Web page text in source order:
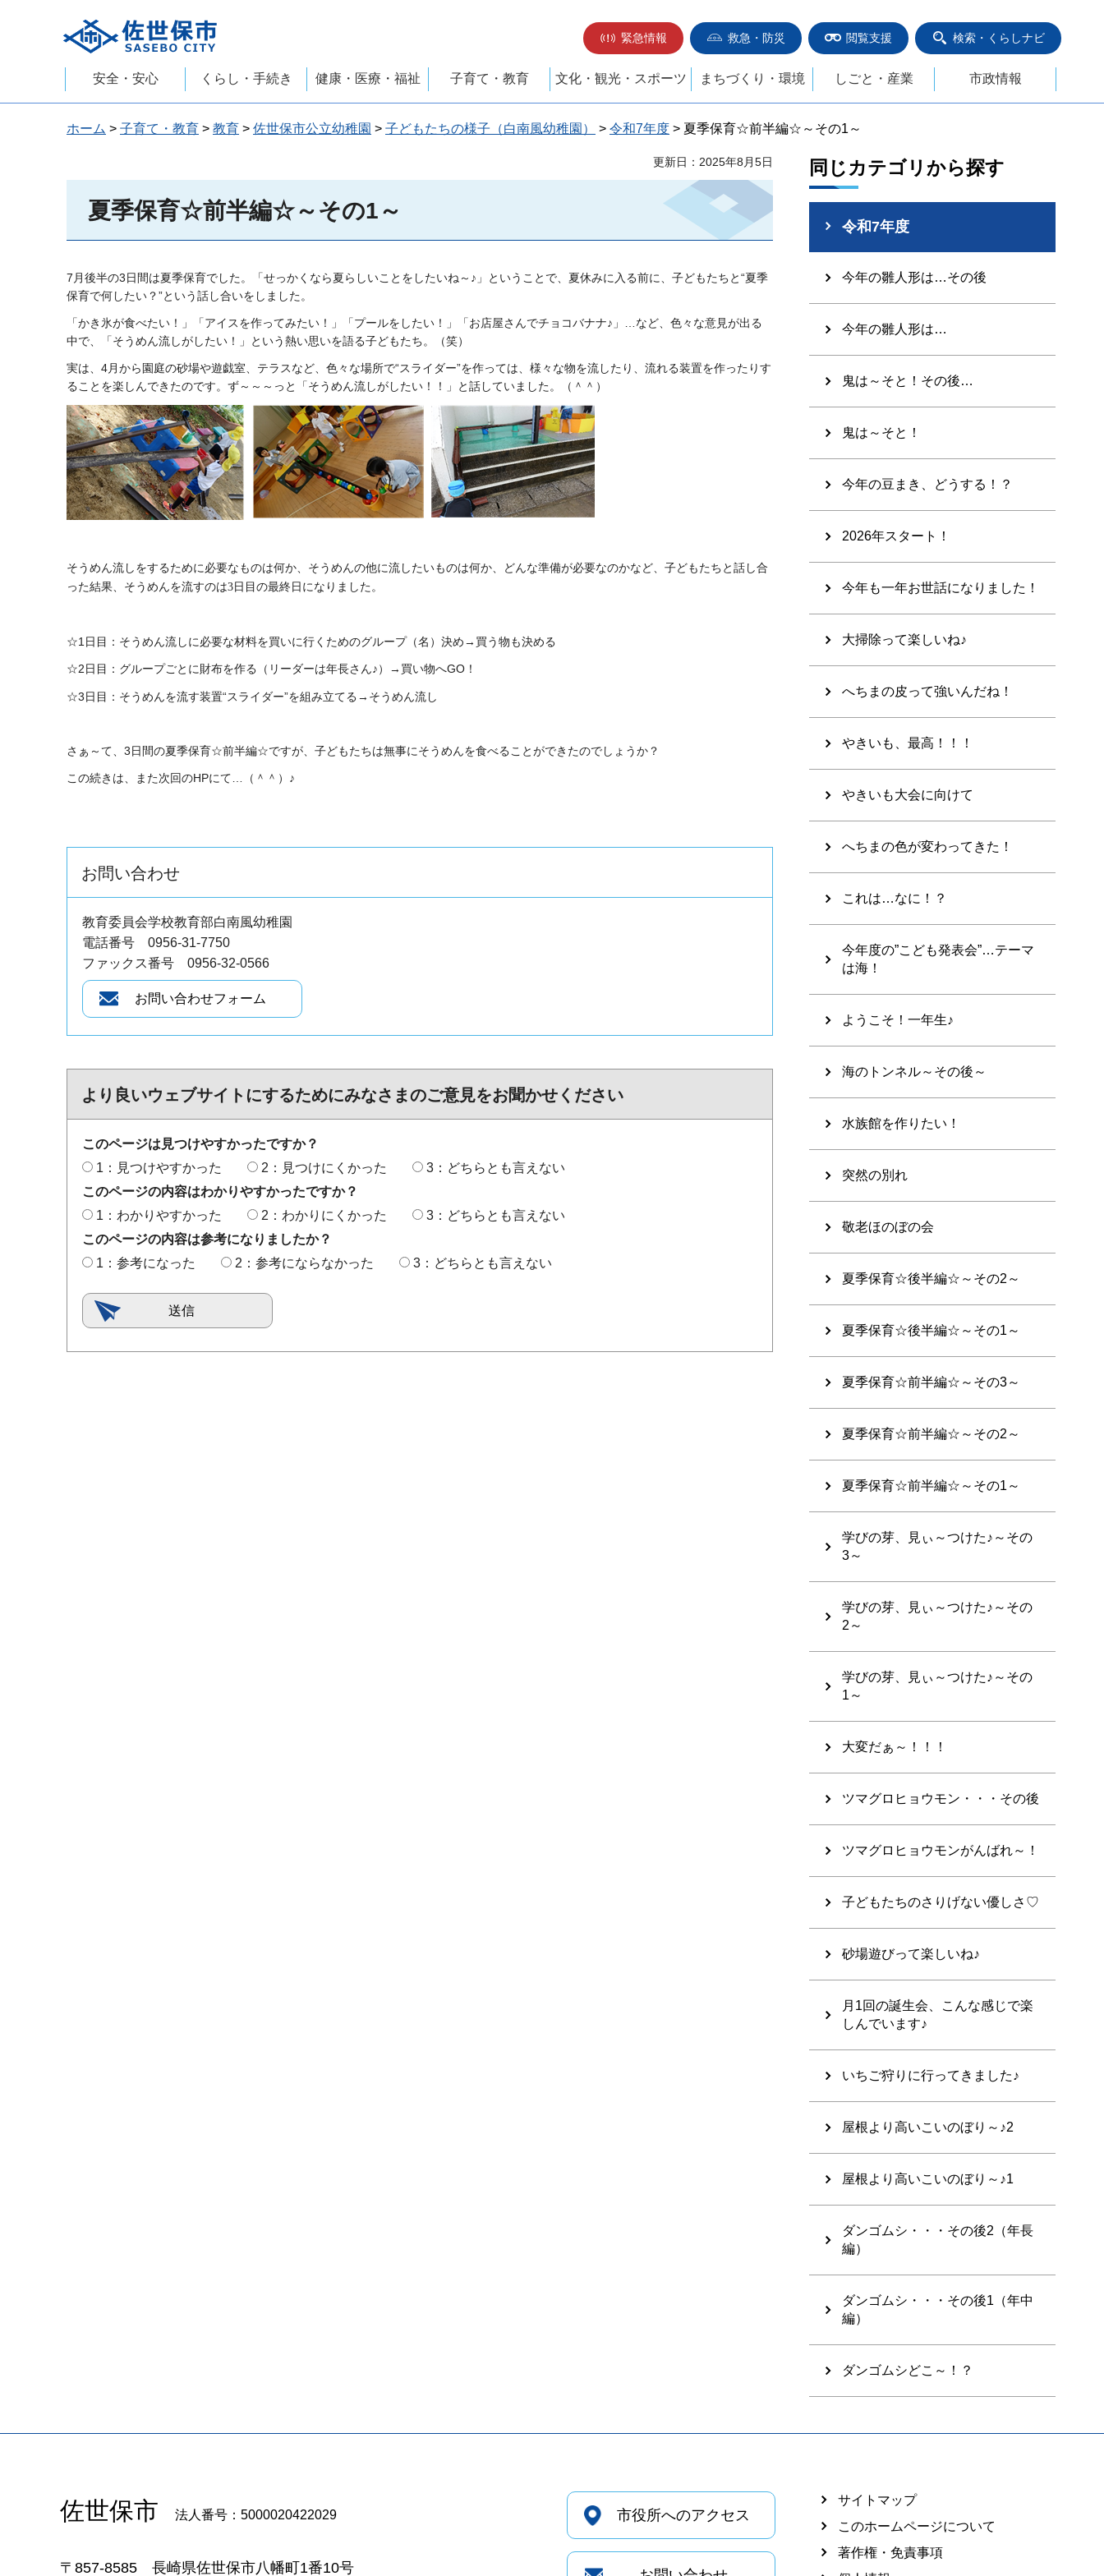
佐世保市
緊急情報
救急・防災 閲覧支援 検索・くらしナビ
安全・安心 くらし・手続き 健康・医療・福祉 子育て・教育 文化・観光・スポーツ まちづくり・環境 しごと・産業 市政情報
ホーム > 子育て・教育 > 教育 > 佐世保市公立幼稚園 > 子どもたちの様子（白南風幼稚園） > 令和7年度 > 夏季保育☆前半編☆～その1～
更新日：2025年8月5日
夏季保育☆前半編☆～その1～
7月後半の3日間は夏季保育でした。「せっかくなら夏らしいことをしたいね～♪」ということで、夏休みに入る前に、子どもたちと“夏季
保育で何したい？”という話し合いをしました。
「かき氷が食べたい！」「アイスを作ってみたい！」「プールをしたい！」「お店屋さんでチョコバナナ♪」…など、色々な意見が出る
中で、「そうめん流しがしたい！」という熱い思いを語る子どもたち。（笑）
実は、4月から園庭の砂場や遊戯室、テラスなど、色々な場所で“スライダー”を作っては、様々な物を流したり、流れる装置を作ったりす
ることを楽しんできたのです。ず～～～っと「そうめん流しがしたい！！」と話していました。（＾＾）
そうめん流しをするために必要なものは何か、そうめんの他に流したいものは何か、どんな準備が必要なのかなど、子どもたちと話し合
った結果、そうめんを流すのは3日目の最終日になりました。
☆1日目：そうめん流しに必要な材料を買いに行くためのグループ（名）決め→買う物も決める
☆2日目：グループごとに財布を作る（リーダーは年長さん♪）→買い物へGO！
☆3日目：そうめんを流す装置“スライダー”を組み立てる→そうめん流し
さぁ～て、3日間の夏季保育☆前半編☆ですが、子どもたちは無事にそうめんを食べることができたのでしょうか？
この続きは、また次回のHPにて…（＾＾）♪
お問い合わせ
教育委員会学校教育部白南風幼稚園
電話番号 0956-31-7750
ファックス番号 0956-32-0566
より良いウェブサイトにするためにみなさまのご意見をお聞かせください
このページは見つけやすかったですか？
1：見つけやすかった
2：見つけにくかった
3：どちらとも言えない
このページの内容はわかりやすかったですか？
1：わかりやすかった
2：わかりにくかった
3：どちらとも言えない
このページの内容は参考になりましたか？
1：参考になった
2：参考にならなかった 3：どちらとも言えない
同じカテゴリから探す
令和7年度
今年の雛人形は…その後
今年の雛人形は…
鬼は～そと！その後…
鬼は～そと！
今年の豆まき、どうする！？
2026年スタート！
今年も一年お世話になりました！
大掃除って楽しいね♪
へちまの皮って強いんだね！
やきいも、最高！！！
やきいも大会に向けて
へちまの色が変わってきた！
これは…なに！？
今年度の”こども発表会”…テーマ
は海！
ようこそ！一年生♪
海のトンネル～その後～
水族館を作りたい！
突然の別れ
敬老ほのぼの会
夏季保育☆後半編☆～その2～
夏季保育☆後半編☆～その1～
夏季保育☆前半編☆～その3～
夏季保育☆前半編☆～その2～
夏季保育☆前半編☆～その1～
学びの芽、見ぃ～つけた♪～その
3～
学びの芽、見ぃ～つけた♪～その
2～
学びの芽、見ぃ～つけた♪～その
1～
大変だぁ～！！！
ツマグロヒョウモン・・・その後
ツマグロヒョウモンがんばれ～！
子どもたちのさりげない優しさ♡
砂場遊びって楽しいね♪
月1回の誕生会、こんな感じで楽
しんでいます♪
いちご狩りに行ってきました♪
屋根より高いこいのぼり～♪2
屋根より高いこいのぼり～♪1
ダンゴムシ・・・その後2（年長
編）
ダンゴムシ・・・その後1（年中
編）
ダンゴムシどこ～！？
佐世保市 法人番号：5000020422029
〒857-8585 長崎県佐世保市八幡町1番10号
市役所へのアクセス
サイトマップ
このホームページについて
著作権・免責事項